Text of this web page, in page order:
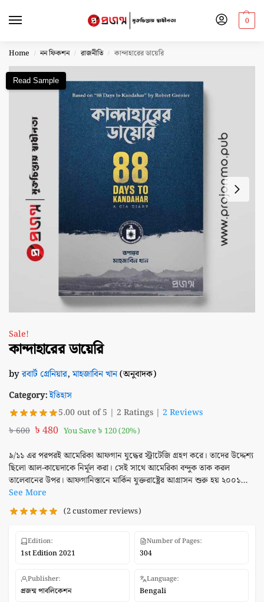
0
Home / নন ফিকশন / রাজনীতি / কান্দাহারের ডায়েরি
Read Sample
Sale!
কান্দাহারের ডায়েরি
byরবার্ট গ্রেনিয়ার,মাহজাবিন খান(অনুবাদক)
Category:ইতিহাস
5.00 out of 5 | 2 Ratings | 2 Reviews
৳600 ৳ 480 You Save৳ 120(20%)
৯/১১ এর পরপরই আমেরিকা আফগান যুদ্ধের স্ট্রাটেজি গ্রহণ করে। তাদের উদ্দেশ্য
ছিলো আল-কায়েদাকে নির্মূল করা। সেই সাথে আমেরিকা বন্দুক তাক করল
তালেবানের উপর। আফগানিস্তানে মার্কিন যুক্তরাষ্ট্রের আগ্রাসন শুরু হয় ২০০১...
See More
(2customer reviews)
Edition:
1st Edition 2021
Number of Pages:
304
Publisher:
প্রজন্ম পাবলিকেশন
Language:
Bengali